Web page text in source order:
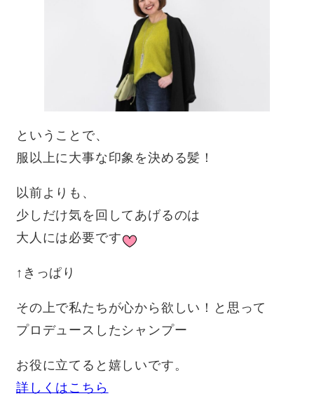
ということで、
服以上に大事な印象を決める髪！
以前よりも、
少しだけ気を回してあげるのは
大人には必要です
↑きっぱり
その上で私たちが心から欲しい！と思って
プロデュースしたシャンプー
お役に立てると嬉しいです。
詳しくはこちら